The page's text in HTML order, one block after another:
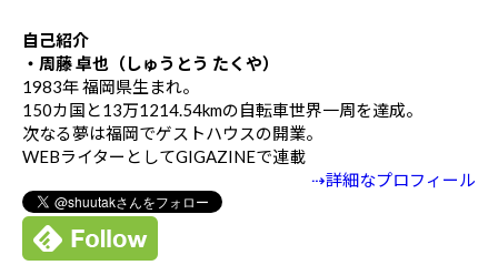
自己紹介
・周藤 卓也（しゅうとう たくや）
1983年 福岡県生まれ。
150カ国と13万1214.54kmの自転車世界一周を達成。
次なる夢は福岡でゲストハウスの開業。
WEBライターとしてGIGAZINEで連載
⇢詳細なプロフィール